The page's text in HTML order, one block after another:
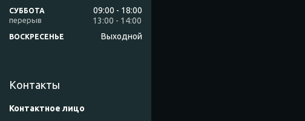
СУББОТА 09:00
18:00
13:00
14:00
ВОСКРЕСЕНЬЕ Выходной
Контакты